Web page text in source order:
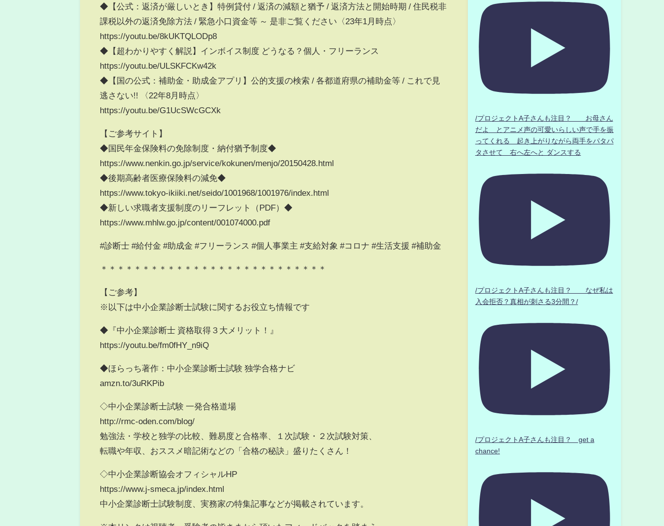
◆【公式：返済が厳しいとき】特例貸付 / 返済の減額と猶予 / 返済方法と開始時期 / 住民税非
課税以外の返済免除方法 / 緊急小口資金等 ～ 是非ご覧ください〈23年1月時点〉
https://youtu.be/8kUKTQLODp8
◆【超わかりやすく解説】インボイス制度 どうなる？個人・フリーランス
https://youtu.be/ULSKFCKw42k
◆【国の公式：補助金・助成金アプリ】公的支援の検索 / 各都道府県の補助金等 / これで見
逃さない!! 〈22年8月時点〉
https://youtu.be/G1UcSWcGCXk
【ご参考サイト】
◆国民年金保険料の免除制度・納付猶予制度◆
https://www.nenkin.go.jp/service/kokunen/menjo/20150428.html
◆後期高齢者医療保険料の減免◆
https://www.tokyo-ikiiki.net/seido/1001968/1001976/index.html
◆新しい求職者支援制度のリーフレット（PDF）◆
https://www.mhlw.go.jp/content/001074000.pdf
#診断士 #給付金 #助成金 #フリーランス #個人事業主 #支給対象 #コロナ #生活支援 #補助金
＊＊＊＊＊＊＊＊＊＊＊＊＊＊＊＊＊＊＊＊＊＊＊＊＊＊＊
【ご参考】
※以下は中小企業診断士試験に関するお役立ち情報です
◆『中小企業診断士 資格取得３大メリット！』
https://youtu.be/fm0fHY_n9iQ
◆ほらっち著作：中小企業診断士試験 独学合格ナビ
amzn.to/3uRKPib
◇中小企業診断士試験 一発合格道場
http://rmc-oden.com/blog/
勉強法・学校と独学の比較、難易度と合格率、１次試験・２次試験対策、
転職や年収、おススメ暗記術などの「合格の秘訣」盛りたくさん！
◇中小企業診断協会オフィシャルHP
https://www.j-smeca.jp/index.html
中小企業診断士試験制度、実務家の特集記事などが掲載されています。
/プロジェクトA子さんも注目？ お母さん
だよ とアニメ声の可愛いらしい声で手を振
ってくれる 起き上がりながら両手をパタパ
タさせて 右へ左へと ダンスする
/プロジェクトA子さんも注目？ なぜ私は
入会拒否？真相が刺さる3分間？/
/プロジェクトA子さんも注目？ get a
chance!